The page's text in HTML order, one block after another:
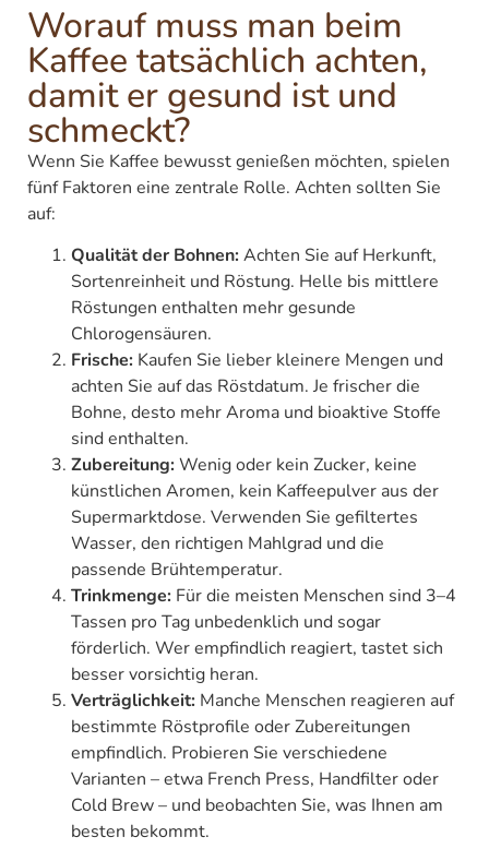
Worauf muss man beim
Kaffee tatsächlich achten,
damit er gesund ist und
schmeckt?
Wenn Sie Kaffee bewusst genießen möchten, spielen
fünf Faktoren eine zentrale Rolle. Achten sollten Sie
auf:
Qualität der Bohnen:Achten Sie auf Herkunft,
Sortenreinheit und Röstung. Helle bis mittlere
Röstungen enthalten mehr gesunde
Chlorogensäuren.
Frische: Kaufen Sie lieber kleinere Mengen und
achten Sie auf das Röstdatum. Je frischer die
Bohne, desto mehr Aroma und bioaktive Stoffe
sind enthalten.
Zubereitung:Wenig oder kein Zucker, keine
künstlichen Aromen, kein Kaffeepulver aus der
Supermarktdose. Verwenden Sie gefiltertes
Wasser, den richtigen Mahlgrad und die
passende Brühtemperatur.
Trinkmenge: Für die meisten Menschen sind 3–4
Tassen pro Tag unbedenklich und sogar
förderlich. Wer empfindlich reagiert, tastet sich
besser vorsichtig heran.
Verträglichkeit: Manche Menschen reagieren auf
bestimmte Röstprofile oder Zubereitungen
empfindlich. Probieren Sie verschiedene
Varianten – etwa French Press, Handfilter oder
Cold Brew – und beobachten Sie, was Ihnen am
besten bekommt.